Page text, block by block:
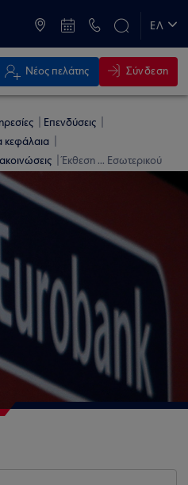
ΕΛ
Νέος πελάτης Σύνδεση
Επενδύσεις
κεφάλαια
Έκθεση ... Εσωτερικού